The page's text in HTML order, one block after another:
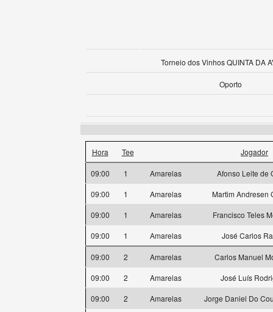
Torneio dos Vinhos QUINTA DA
Oporto
Hora Tee Jogador
09:00 1 Amarelas
Afonso Leite de
09:00
1 Amarelas
Martim Andresen
09:00
1 Amarelas
Francisco Teles
09:00
1 Amarelas José Carlos
09:00 2 Amarelas
Carlos Manuel
09:00
2 Amarelas
José Luís
09:00
2 Amarelas
Jorge Daniel Do